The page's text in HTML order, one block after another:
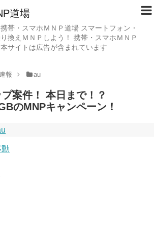
道場
帯・スマホＭＮＰ道場 スマートフォン・
換えＭＮＰしよう！ 携帯・スマホＭＮＰ
サイトは広告が含まれています
報 au
案件！ 本日まで！？
のMNPキャンペーン！